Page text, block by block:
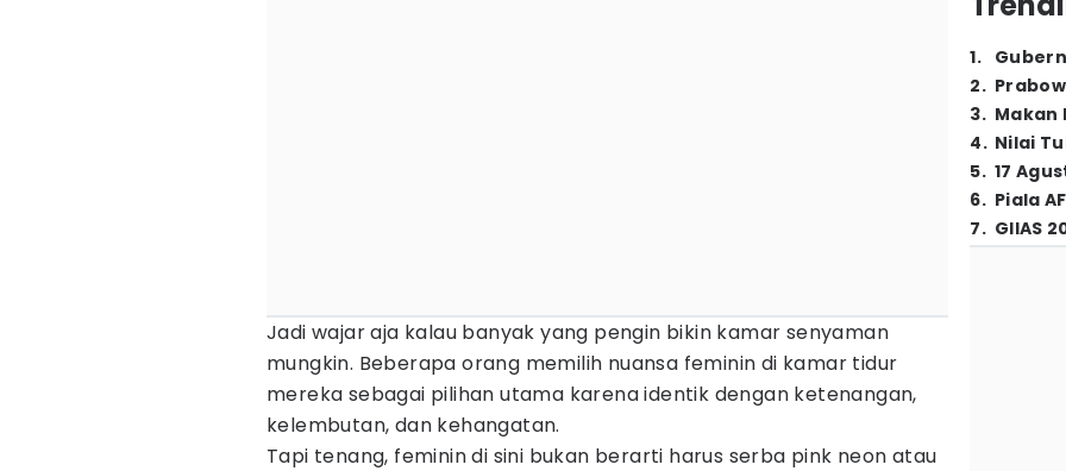
Jadi wajar aja kalau banyak yang pengin bikin kamar senyaman
mungkin. Beberapa orang memilih nuansa feminin di kamar tidur
mereka sebagai pilihan utama karena identik dengan ketenangan,
kelembutan, dan kehangatan.
Tapi tenang, feminin di sini bukan berarti harus serba pink neon atau
1.
2.
3. Makan
4. Nilai
5. 17
6. Piala
7. GIIAS